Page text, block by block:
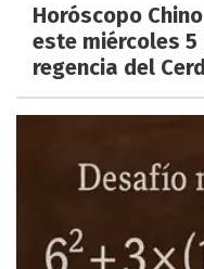
Horóscopo
este miércoles
regencia del